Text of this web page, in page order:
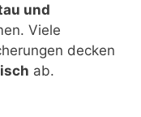
und
Viele
decken
ab.